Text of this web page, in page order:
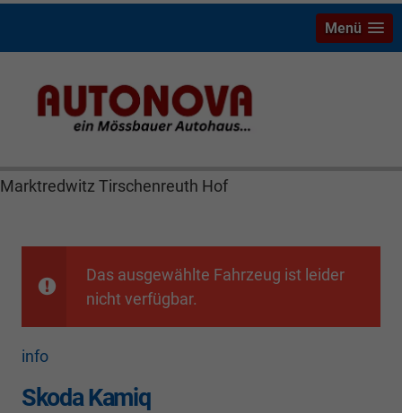
Skoda Kamiq Bayreuth Nützel Mössbauer Autonova
Brucker Räthel MGS Autohaus günstig Finanzierung
Marktredwitz Tirschenreuth Hof
Menü
Das ausgewählte Fahrzeug ist leider
nicht verfügbar.
info
Skoda Kamiq